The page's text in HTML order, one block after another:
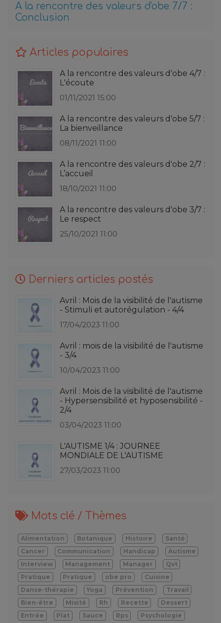
A la rencontre des valeurs d'obe 7/7 :
Conclusion
Articles populaires
A la rencontre des valeurs d'obe 4/7 :
L'écoute
01/11/2021 15:00
A la rencontre des valeurs d'obe 5/7 :
La bienveillance
08/11/2021 11:00
A la rencontre des valeurs d'obe 2/7 :
L’accueil
18/10/2021 11:00
A la rencontre des valeurs d'obe 3/7 :
Le respect
25/10/2021 11:00
Derniers articles postés
Avril : Mois de la visibilité de l'autisme
- Stimuli et autorégulation - 4/4
17/04/2023 11:00
Avril : mois de la visibilité de l'autisme
- 3/4
10/04/2023 11:00
Avril : Mois de la visibilité de l'autisme
- Hypersensibilité et hyposensibilité -
2/4
03/04/2023 11:00
L'AUTISME 1/4 : JOURNEE
MONDIALE DE L'AUTISME
27/03/2023 11:00
Mots clé / Thèmes
Alimentation Botanique Histoire
Santé
Cancer
Communication Handicap
Autisme
Interview
Management Manager
Qvt
Pratique
Pratique obe pro
Cuisine
Danse-thérapie
Yoga Prévention
Travail
Bien-être
Mixité Rh Recette
Dessert
Entrée
Plat Sauce Rps
Psychologie